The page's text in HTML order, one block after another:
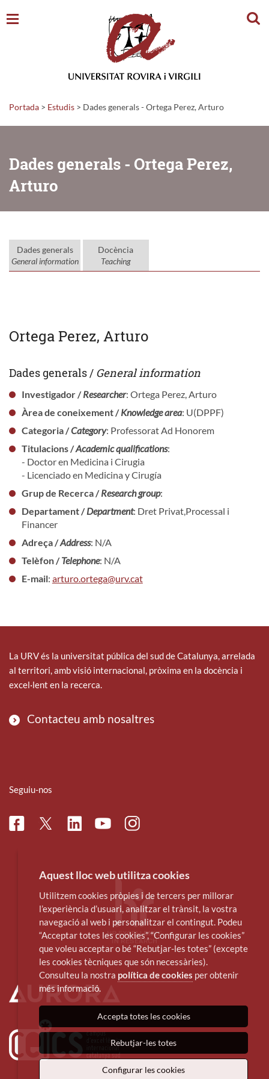
Portada > Estudis > Dades generals - Ortega Perez, Arturo
Dades generals - Ortega Perez,
Arturo
Dades generals
General information
Docència
Teaching
Ortega Perez, Arturo
Dades generals / General information
Investigador /Researcher: Ortega Perez, Arturo
Àrea de coneixement /Knowledge area: U(DPPF)
Categoria /Category: Professorat Ad Honorem
Titulacions /Academic qualifications:
- Doctor en Medicina i Cirugia
- Licenciado en Medicina y Cirugía
Grup de Recerca /Research group:
Departament /Department: Dret Privat,Processal i
Financer
Adreça /Address: N/A
Telèfon /Telephone: N/A
E-mail: arturo.ortega@urv.cat
La URV és la universitat pública del sud de Catalunya, arrelada
al territori, amb visió internacional, pròxima en la docència i
excel·lent en la recerca.
Contacteu amb nosaltres
Seguiu-nos
FacebookTwitterLinkedinYoutubeInstagram
Aquest lloc web utilitza cookies
Utilitzem cookies pròpies i de tercers per millorar
l’experiència d’usuari, analitzar el trànsit, la vostra
navegació al web i personalitzar el contingut. Podeu
“Acceptar totes les cookies”, “Configurar les cookies”
que voleu acceptar o bé “Rebutjar-les totes” (excepte
les cookies tècniques que són necessàries).
Consulteu la nostra política de cookies per obtenir
més informació.
Accepta totes les cookies
Rebutjar-les totes
Configurar les cookies